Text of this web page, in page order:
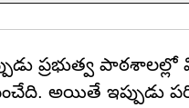
ప్రభుత్వ
అయితే ఇప్పుడు